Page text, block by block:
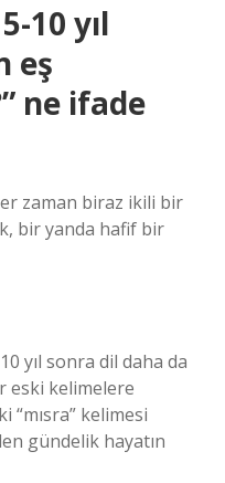
10 yıl
eş
ne ifade
zaman biraz ikili bir
bir yanda hafif bir
yıl sonra dil daha da
eski kelimelere
kelimesi
gündelik hayatın